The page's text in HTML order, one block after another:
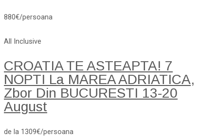
880€/persoana
All Inclusive
CROATIA TE ASTEAPTA! 7
NOPTI La MAREA ADRIATICA,
Zbor Din BUCURESTI 13-20
August
de la 1309€/persoana